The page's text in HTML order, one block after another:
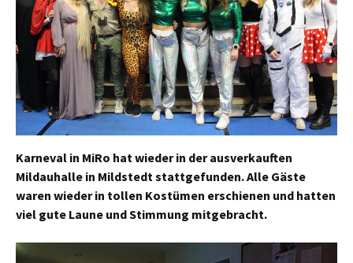
Karneval in MiRo hat wieder in der ausverkauften
Mildauhalle in Mildstedt stattgefunden. Alle Gäste
waren wieder in tollen Kostümen erschienen und hatten
viel gute Laune und Stimmung mitgebracht.